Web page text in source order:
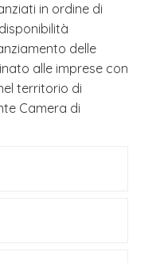
in ordine di
delle
alle imprese con
territorio di
Camera di